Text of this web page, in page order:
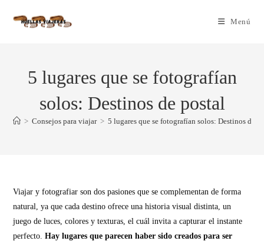
Menú
5 lugares que se fotografían
solos: Destinos de postal
> Consejos para viajar > 5 lugares que se fotografían solos: Destinos de
Viajar y fotografiar son dos pasiones que se complementan de forma
natural, ya que cada destino ofrece una historia visual distinta, un
juego de luces, colores y texturas, el cuál invita a capturar el instante
perfecto.Hay lugares que parecen haber sido creados para ser